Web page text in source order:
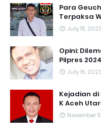
Para
Terpaksa
July 15, 2023
Opini:
Pilpres 2024
July 15, 2023
Kejadian di
K Aceh
November